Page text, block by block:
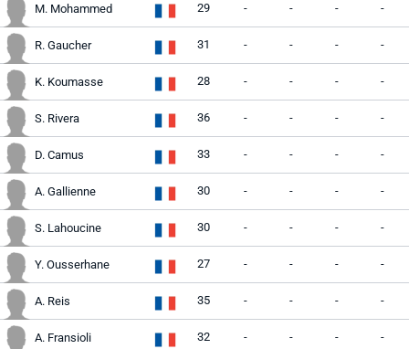
M. Mohammed 29 - - - -
R. Gaucher 31 - - - -
K. Koumasse 28 - - - -
S. Rivera 36 - - - -
D. Camus 33 - - - -
A. Gallienne 30 - - - -
S. Lahoucine 30 - - - -
Y. Ousserhane 27 - - - -
A. Reis 35 - - - -
A. Fransioli 32 - - - -